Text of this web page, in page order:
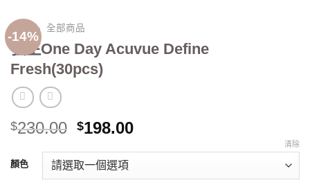
-14%
» 全部商品
強生One Day Acuvue Define
Fresh(30pcs)
$230.00 Original
was:
$230.00.
$198.00Current
$198.00.
顏色
清除